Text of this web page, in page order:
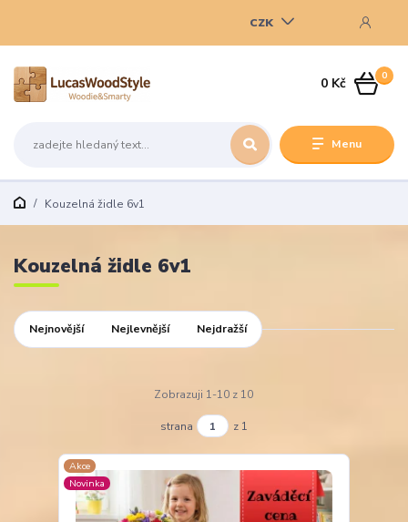
Menu
CZK
0
0 Kč
Kouzelná židle 6v1
Kouzelná židle 6v1
Nejnovější Nejlevnější Nejdražší
Zobrazuji 1-10 z 10
strana z 1
Akce
Novinka